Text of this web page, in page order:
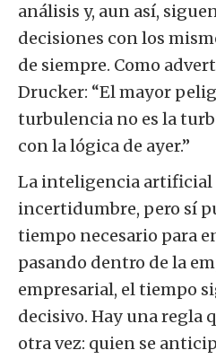
análisis y, aun así,
decisiones con los
de siempre. Como
Drucker: “El mayor
turbulencia no es la
con la lógica de ayer.”
La inteligencia artificial
incertidumbre, pero sí
tiempo necesario para
pasando dentro de la
empresarial, el tiempo
decisivo. Hay una regla
otra vez: quien se